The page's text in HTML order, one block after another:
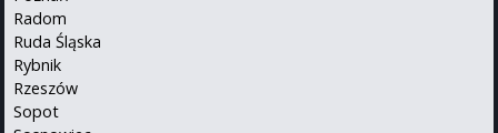
Radom
Ruda Śląska
Rybnik
Rzeszów
Sopot